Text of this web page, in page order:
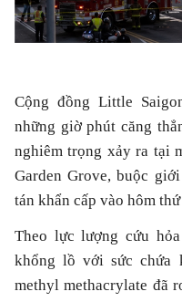
Cộng đồng Little
những giờ phút căng
nghiêm trọng xảy ra tại
Garden Grove, buộc
tán khẩn cấp vào hôm thứ
Theo lực lượng cứu
khổng lồ với sức chứa
methyl methacrylate đã